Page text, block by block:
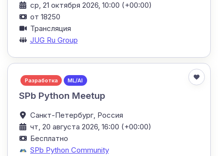
ср, 21 октября 2026, 10:00 (+00:00)
от 18250
Трансляция
JUG Ru Group
Разработка ML/AI
SPb Python Meetup
Санкт-Петербург, Россия
чт, 20 августа 2026, 16:00 (+00:00)
Бесплатно
SPb Python Community